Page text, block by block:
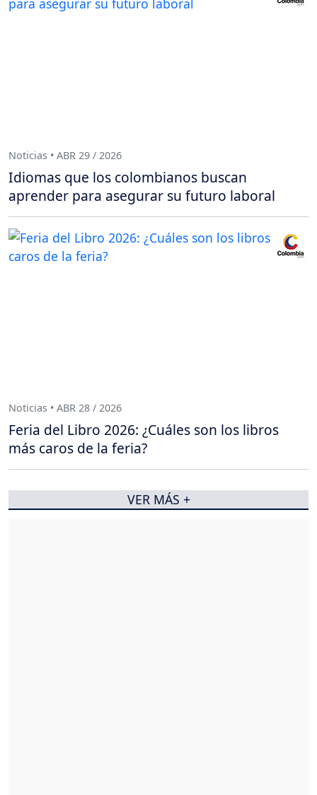
Noticias • ABR 29 / 2026
Idiomas que los colombianos buscan
aprender para asegurar su futuro laboral
Noticias • ABR 28 / 2026
Feria del Libro 2026: ¿Cuáles son los libros
más caros de la feria?
VER MÁS +